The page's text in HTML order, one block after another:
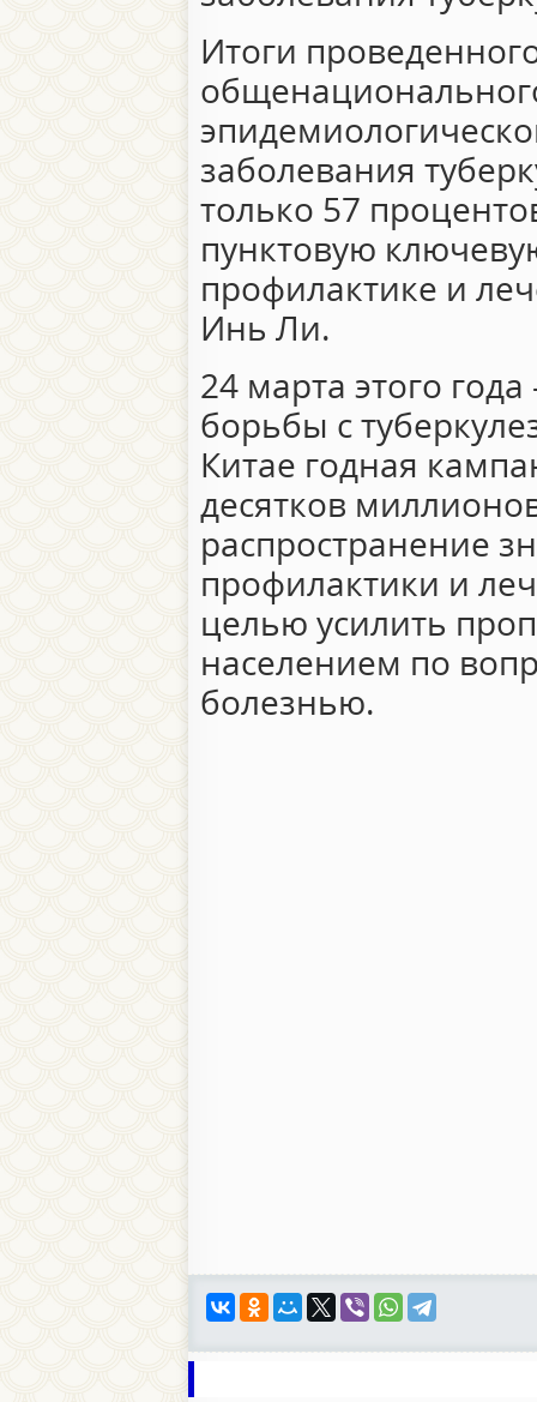
Итоги
заболевания
только 57
пунктовую
профилактике и
Инь Ли.
24 марта этого
борьбы с
Китае годная
десятков
распространение
профилактики и
целью усилить
населением по
болезнью.